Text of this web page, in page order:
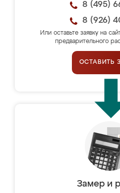
8 (495)
8 (926)
Или оставьте заявку на
предварительного
ОСТАВИТЬ
Замер и